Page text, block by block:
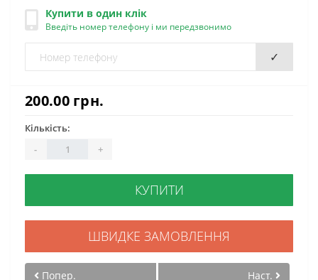
Купити в один клік
Введіть номер телефону і ми передзвонимо
✓
200.00 грн.
Кількість:
-
+
КУПИТИ
ШВИДКЕ ЗАМОВЛЕННЯ
Попер. Наст.